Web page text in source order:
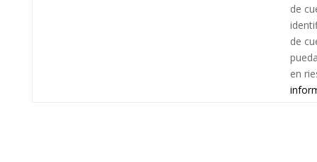
de
de
en